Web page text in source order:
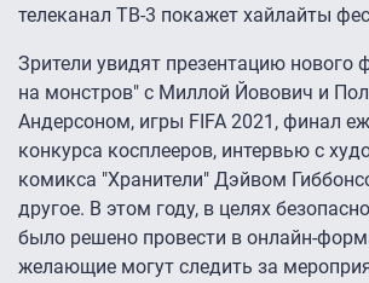
телеканал ТВ-3 покажет хайлайты
Зрители увидят презентацию нового
на монстров" с Миллой Йовович и
Андерсоном, игры FIFA 2021, финал
конкурса косплееров, интервью с
комикса "Хранители" Дэйвом
другое. В этом году, в целях
было решено провести в онлайн-
желающие могут следить за